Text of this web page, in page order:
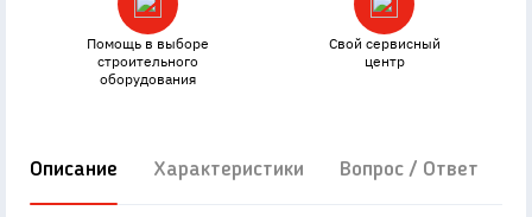
Помощь в выборе
строительного
оборудования
Свой сервисный
центр
Описание Характеристики Вопрос / Ответ